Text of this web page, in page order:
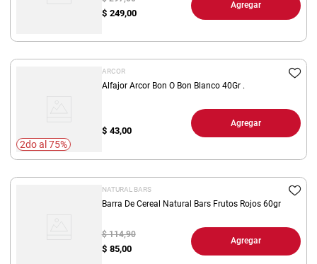
$ 249,00
Agregar
2do al 75%
ARCOR
Alfajor Arcor Bon O Bon Blanco 40Gr .
$ 43,00
Agregar
NATURAL BARS
Barra De Cereal Natural Bars Frutos Rojos 60gr
$ 85,00
$ 114,90
Agregar